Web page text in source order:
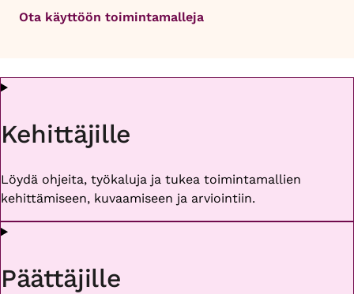
Ota käyttöön toimintamalleja
Kehittäjille
Löydä ohjeita, työkaluja ja tukea toimintamallien
kehittämiseen, kuvaamiseen ja arviointiin.
Päättäjille